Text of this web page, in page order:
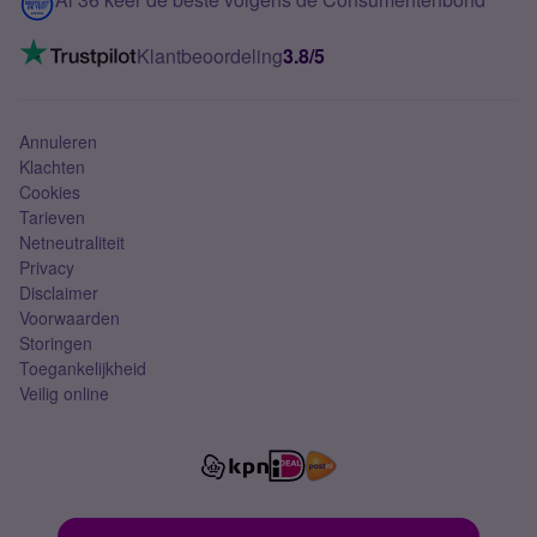
Mobiel internet
Mobiel abonnement
VoLTE 4G bellenKlantbeoordeling3.8/5
Annuleren
Klachten
Cookies
Tarieven
Netneutraliteit
Privacy
Disclaimer
Voorwaarden
Storingen
Toegankelijkheid
Veilig online